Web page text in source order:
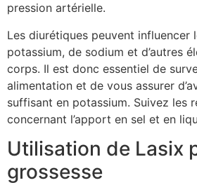
pression artérielle.
Les diurétiques peuvent influencer
potassium, de sodium et d’autres
corps. Il est donc essentiel de
alimentation et de vous assurer
suffisant en potassium. Suivez les
concernant l’apport en sel et en
Utilisation de Lasix
grossesse